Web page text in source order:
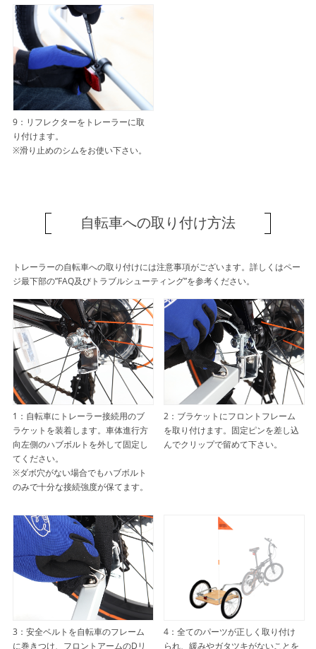
9：リフレクターをトレーラーに取
り付けます。
※滑り止めのシムをお使い下さい。
自転車への取り付け方法
トレーラーの自転車への取り付けには注意事項がございます。詳しくはペー
ジ最下部の”FAQ及びトラブルシューティング”を参考ください。
1：自転車にトレーラー接続用のブ
ラケットを装着します。車体進行方
向左側のハブボルトを外して固定し
てください。
※ダボ穴がない場合でもハブボルト
のみで十分な接続強度が保てます。
2：ブラケットにフロントフレーム
を取り付けます。固定ピンを差し込
んでクリップで留めて下さい。
3：安全ベルトを自転車のフレーム
に巻きつけ、フロントアームのDリ
4：全てのパーツが正しく取り付け
られ、緩みやガタツキがないことを